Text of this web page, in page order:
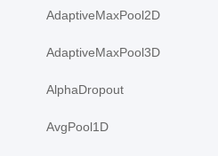
AdaptiveMaxPool2D
AdaptiveMaxPool3D
AlphaDropout
AvgPool1D